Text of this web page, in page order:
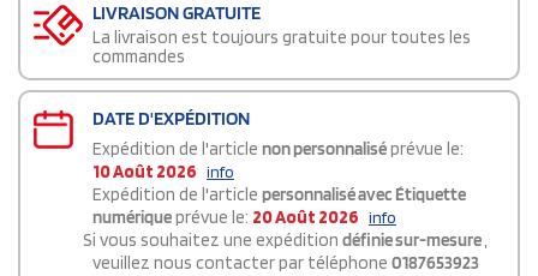
LIVRAISON GRATUITE
La livraison est toujours gratuite pour toutes les
commandes
DATE D'EXPÉDITION
Expédition de l'article non personnaliséprévue le:
10 Août 2026 info
Expédition de l'article personnalisé avec Étiquette
numériqueprévue le: 20 Août 2026 info
Si vous souhaitez une expédition définie sur-mesure,
veuillez nous contacter par téléphone 0187653923